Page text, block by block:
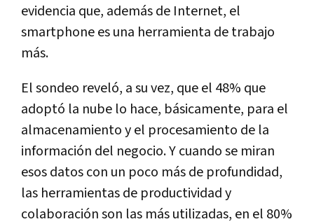
evidencia que, además de Internet, el
smartphone es una herramienta de trabajo
más.
El sondeo reveló, a su vez, que el 48% que
adoptó la nube lo hace, básicamente, para el
almacenamiento y el procesamiento de la
información del negocio. Y cuando se miran
esos datos con un poco más de profundidad,
las herramientas de productividad y
colaboración son las más utilizadas, en el 80%